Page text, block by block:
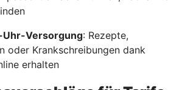
Versorgung: Rezepte,
oder Krankschreibungen dank
erhalten